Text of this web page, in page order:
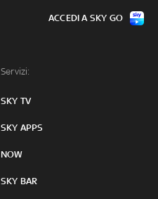
Servizi:
SKY TV
SKY APPS
NOW
SKY BAR
ACCEDI A SKY GO